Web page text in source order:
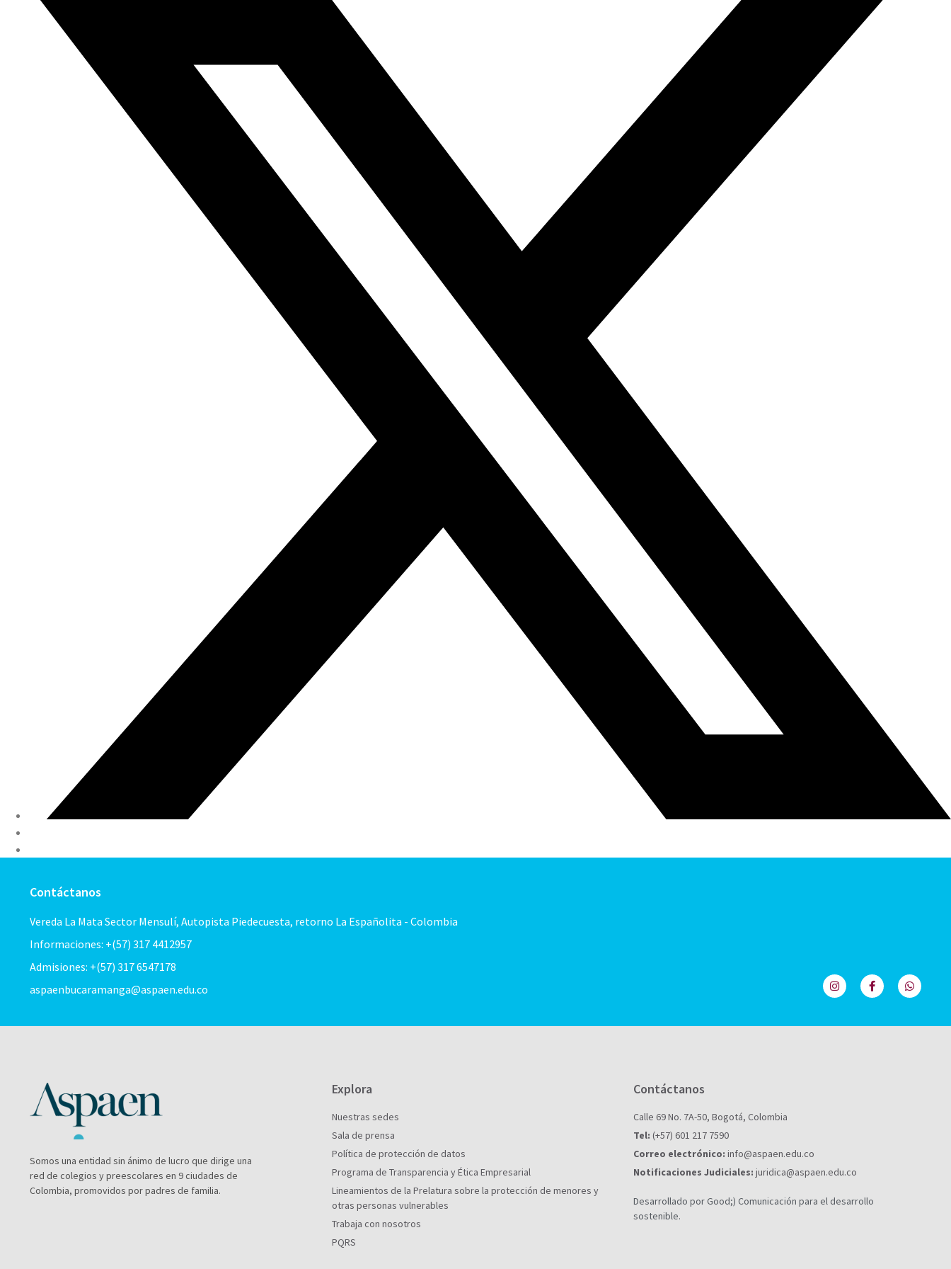
Contáctanos
Vereda La Mata Sector Mensulí, Autopista Piedecuesta, retorno La Españolita - Colombia
Informaciones: +(57) 317 4412957
Admisiones: +(57) 317 6547178
aspaenbucaramanga@aspaen.edu.co
Somos una entidad sin ánimo de lucro que dirige una
red de colegios y preescolares en 9 ciudades de
Colombia, promovidos por padres de familia.
Explora
Nuestras sedes
Sala de prensa
Política de protección de datos
Programa de Transparencia y Ética Empresarial
Lineamientos de la Prelatura sobre la protección de menores y
otras personas vulnerables
Trabaja con nosotros
PQRS
Contáctanos
Calle 69 No. 7A-50, Bogotá, Colombia
Tel: (+57) 601 217 7590
Correo electrónico: info@aspaen.edu.co
Notificaciones Judiciales: juridica@aspaen.edu.co
Desarrollado por Good;) Comunicación para el desarrollo
sostenible.